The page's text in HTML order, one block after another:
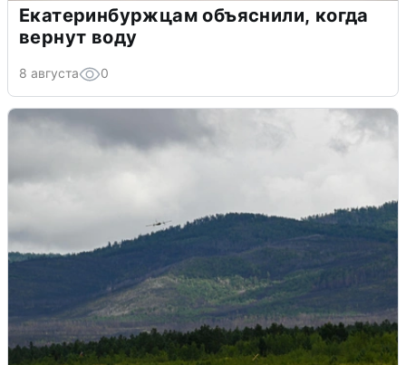
Екатеринбуржцам объяснили, когда
вернут воду
8 августа 0